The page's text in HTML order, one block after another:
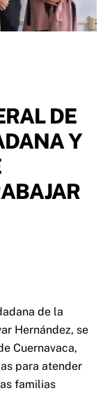
DE
Y
de la
Hernández, se
Cuernavaca,
para atender
familias